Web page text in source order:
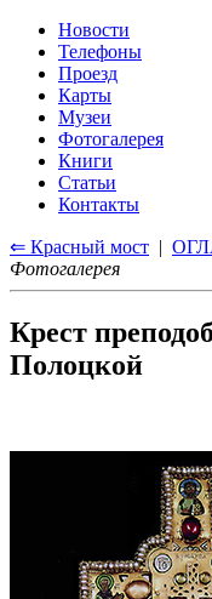
Новости
Телефоны
Проезд
Карты
Музеи
Фотогалерея
Книги
Статьи
Контакты
⇐ Красный мост |
Фотогалерея
Крест
Полоцкой